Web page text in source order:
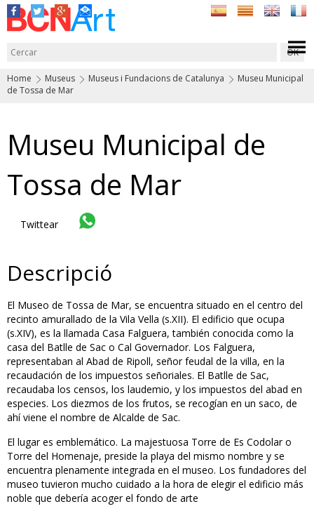
Home Museus Museus i Fundacions de Catalunya
Museu Municipal
de Tossa de Mar
Museu Municipal de
Tossa de Mar
Twittear
Descripció
El Museo de Tossa de Mar, se encuentra situado en el centro del
recinto amurallado de la Vila Vella (s.XII). El edificio que ocupa
(s.XIV), es la llamada Casa Falguera, también conocida como la
casa del Batlle de Sac o Cal Governador. Los Falguera,
representaban al Abad de Ripoll, señor feudal de la villa, en la
recaudación de los impuestos señoriales. El Batlle de Sac,
recaudaba los censos, los laudemio, y los impuestos del abad en
especies. Los diezmos de los frutos, se recogían en un saco, de
ahí viene el nombre de Alcalde de Sac.
El lugar es emblemático. La majestuosa Torre de Es Codolar o
Torre del Homenaje, preside la playa del mismo nombre y se
encuentra plenamente integrada en el museo. Los fundadores del
museo tuvieron mucho cuidado a la hora de elegir el edificio más
noble que debería acoger el fondo de arte